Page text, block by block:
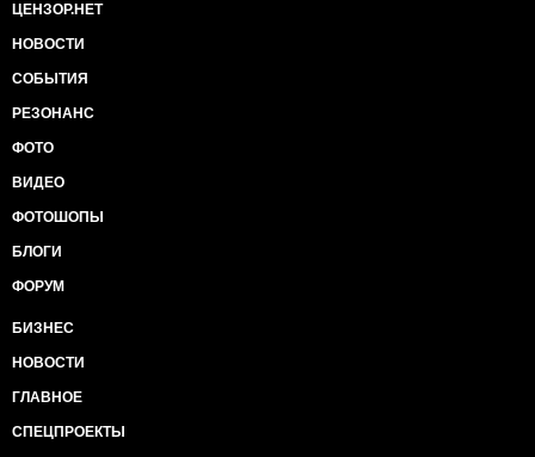
ЦЕНЗОР.НЕТ
НОВОСТИ
СОБЫТИЯ
РЕЗОНАНС
ФОТО
ВИДЕО
ФОТОШОПЫ
БЛОГИ
ФОРУМ
БИЗНЕС
НОВОСТИ
ГЛАВНОЕ
СПЕЦПРОЕКТЫ